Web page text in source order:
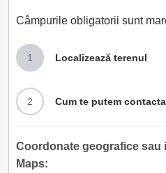
Câmpurile obligatorii sunt
1 Localizează terenul
2 Cum te putem
Coordonate geografice sau
Maps: